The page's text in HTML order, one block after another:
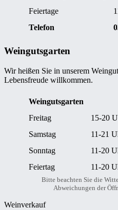
Feiertage
Telefon
Weingutsgarten
Wir heißen Sie in unserem
Lebensfreude willkommen.
Weingutsgarten
Freitag
15-20
Samstag
11-21
Sonntag
11-20
Feiertag
11-20
Bitte beachten Sie die
Abweichungen der
Weinverkauf